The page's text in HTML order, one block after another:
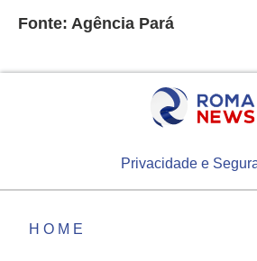
Fonte: Agência Pará
Privacidade e
HOME